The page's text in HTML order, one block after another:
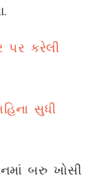
પર કરેલી
સુધી
બરુ ખોસી